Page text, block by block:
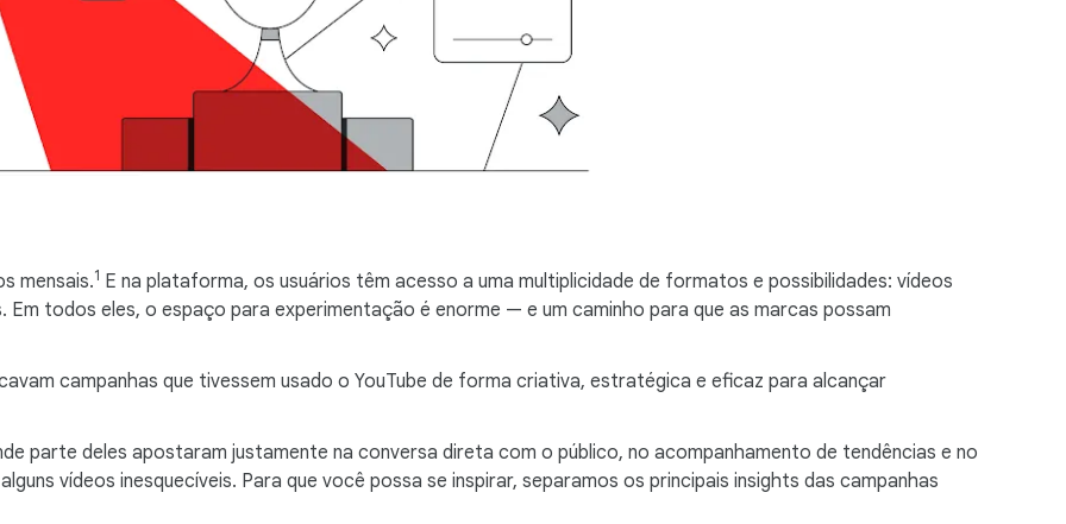
mensais.1 E na plataforma, os usuários têm acesso a uma multiplicidade de formatos e possibilidades: vídeos
Em todos eles, o espaço para experimentação é enorme — e um caminho para que as marcas possam
campanhas que tivessem usado o YouTube de forma criativa, estratégica e eficaz para alcançar
parte deles apostaram justamente na conversa direta com o público, no acompanhamento de tendências e no
vídeos inesquecíveis. Para que você possa se inspirar, separamos os principais insights das campanhas